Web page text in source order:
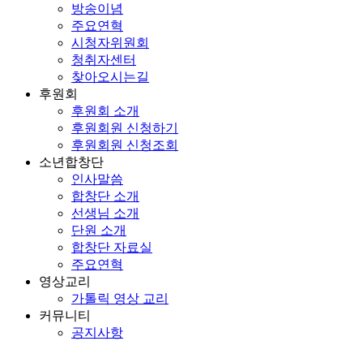
방송이념
주요연혁
시청자위원회
청취자센터
찾아오시는길
후원회
후원회 소개
후원회원 신청하기
후원회원 신청조회
소년합창단
인사말씀
합창단 소개
선생님 소개
단원 소개
합창단 자료실
주요연혁
영상교리
가톨릭 영상 교리
커뮤니티
공지사항